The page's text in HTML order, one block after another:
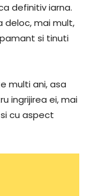
definitiv iarna.
deloc, mai mult,
si tinuti
multi ani, asa
ingrijirea ei, mai
cu aspect